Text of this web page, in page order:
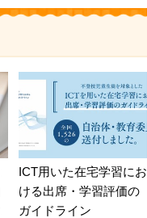
ICT用いた在宅学習にお
ける出席・学習評価の
ガイドライン